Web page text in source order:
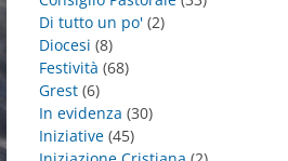
Di tutto un po' (2)
Diocesi (8)
Festività (68)
Grest (6)
In evidenza (30)
Iniziative (45)